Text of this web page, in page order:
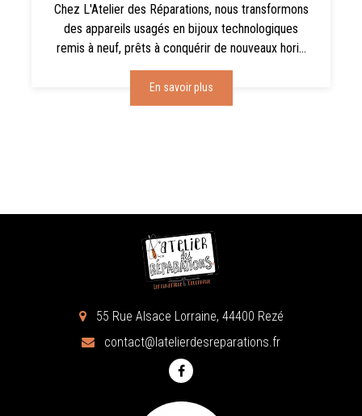
Chez L'Atelier des Réparations, nous transformons
des appareils usagés en bijoux technologiques
remis à neuf, prêts à conquérir de nouveaux hori...
En savoir plus
55 Rue Alsace Lorraine, 44400 Rezé
contact@latelierdesreparations.fr